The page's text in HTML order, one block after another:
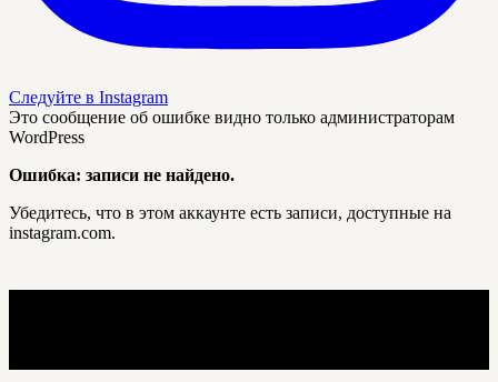
Следуйте в Instagram
Это сообщение об ошибке видно только администраторам
WordPress
Ошибка: записи не найдено.
Убедитесь, что в этом аккаунте есть записи, доступные на
instagram.com.